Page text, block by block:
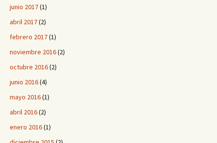
junio 2017(1)
abril 2017(2)
febrero 2017(1)
noviembre 2016(2)
octubre 2016(2)
junio 2016(4)
mayo 2016(1)
abril 2016(2)
enero 2016(1)